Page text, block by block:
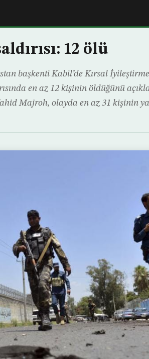
12 ölü
başkenti Kabil’de Kırsal
en az 12 kişinin öldüğünü
Majroh, olayda en az 31 kişinin